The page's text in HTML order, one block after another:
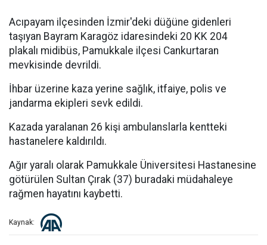
Acıpayam ilçesinden İzmir'deki düğüne gidenleri
taşıyan Bayram Karagöz idaresindeki 20 KK 204
plakalı midibüs, Pamukkale ilçesi Cankurtaran
mevkisinde devrildi.
İhbar üzerine kaza yerine sağlık, itfaiye, polis ve
jandarma ekipleri sevk edildi.
Kazada yaralanan 26 kişi ambulanslarla kentteki
hastanelere kaldırıldı.
Ağır yaralı olarak Pamukkale Üniversitesi Hastanesine
götürülen Sultan Çırak (37) buradaki müdahaleye
rağmen hayatını kaybetti.
Kaynak: